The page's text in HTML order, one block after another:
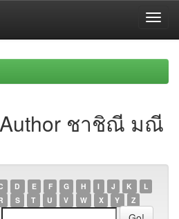
Author ชาชิณี มณี
D E F G H I J K
L
S T U V W X Y Z